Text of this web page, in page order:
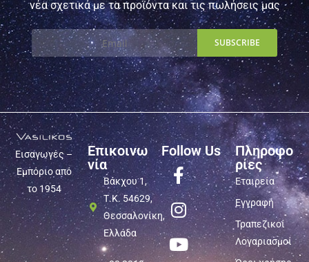
Χρώμα
Μέγεθος λεπίδας, mm
Πάχος λεπίδας, mm
Μήκος λαβής, mm
Τύπος ατσαλιού
ΕΓΓΡΑΦΕΙΤΕ ΣΤΟ NEWSLETTER ΜΑΣ